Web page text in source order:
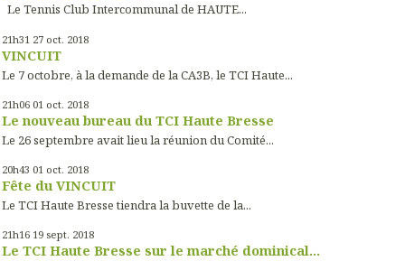
Le Tennis Club Intercommunal de HAUTE...
21h31 27 oct. 2018
VINCUIT
Le 7 octobre, à la demande de la CA3B, le TCI Haute...
21h06 01 oct. 2018
Le nouveau bureau du TCI Haute Bresse
Le 26 septembre avait lieu la réunion du Comité...
20h43 01 oct. 2018
Fête du VINCUIT
Le TCI Haute Bresse tiendra la buvette de la...
21h16 19 sept. 2018
Le TCI Haute Bresse sur le marché dominical...